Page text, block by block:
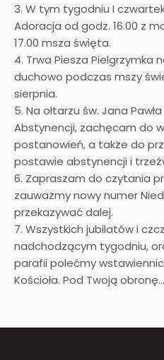
3. W tym tygodniu I
Adoracja od godz. 16.00 z
17.00 msza święta.
4. Trwa Piesza Pielgrzymka
duchowo podczas mszy
sierpnia.
5. Na ołtarzu św. Jana
Abstynencji, zachęcam do
postanowień, a także do
postawie abstynencji i
6. Zapraszam do czytania
zauważmy nowy numer
przekazywać dalej.
7. Wszystkich jubilatów i
nadchodzącym tygodniu,
parafii polećmy
Kościoła. Pod Twoją obronę…